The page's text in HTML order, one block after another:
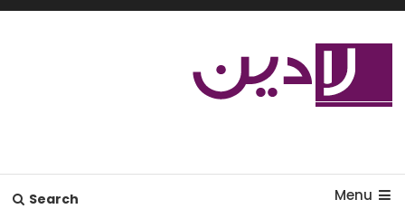
Skip
Menu
Search